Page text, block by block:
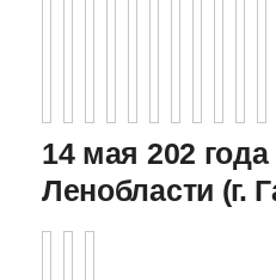
14 мая 202
Ленобласти (г.